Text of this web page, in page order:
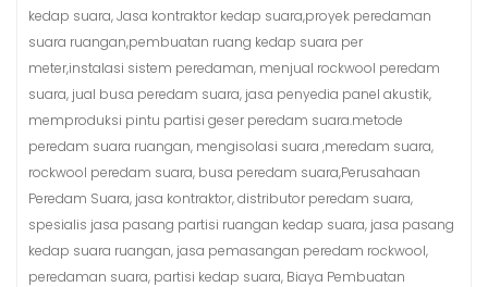
kedap suara, Jasa kontraktor kedap suara,proyek peredaman
suara ruangan,pembuatan ruang kedap suara per
meter,instalasi sistem peredaman, menjual rockwool peredam
suara, jual busa peredam suara, jasa penyedia panel akustik,
memproduksi pintu partisi geser peredam suara.metode
peredam suara ruangan, mengisolasi suara ,meredam suara,
rockwool peredam suara, busa peredam suara,Perusahaan
Peredam Suara, jasa kontraktor, distributor peredam suara,
spesialis jasa pasang partisi ruangan kedap suara, jasa pasang
kedap suara ruangan, jasa pemasangan peredam rockwool,
peredaman suara, partisi kedap suara, Biaya Pembuatan